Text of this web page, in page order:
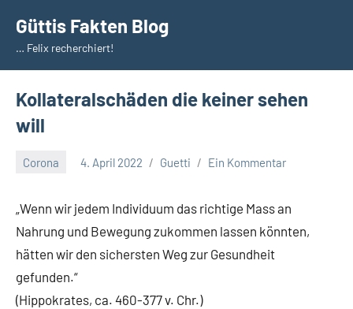
Inhalt
springen
Güttis Fakten Blog
… Felix recherchiert!
Kollateralschäden die keiner sehen
will
Corona 4. April 2022 Guetti Ein Kommentar
„Wenn wir jedem Individuum das richtige Mass an
Nahrung und Bewegung zukommen lassen könnten,
hätten wir den sichersten Weg zur Gesundheit
gefunden.“
(Hippokrates, ca. 460-377 v. Chr.)